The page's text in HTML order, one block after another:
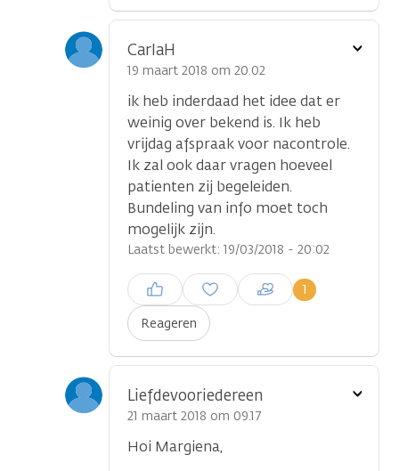
CarlaH
19 maart 2018 om 20.02
ik heb inderdaad het idee dat er
weinig over bekend is. Ik heb
vrijdag afspraak voor nacontrole.
Ik zal ook daar vragen hoeveel
patienten zij begeleiden.
Bundeling van info moet toch
mogelijk zijn.
Laatst bewerkt: 19/03/2018 - 20:02
Reageren
1
Inloggen om een reactie te
plaatsen
Toon
Liefdevooriedereen
21 maart 2018 om 09.17
Hoi Margiena,
Toon